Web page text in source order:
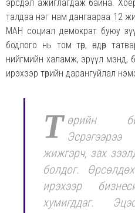
эрсдэл ажиглагдаж байна.
талдаа нэг нам дангаараа 12
МАН социал демократ буюу
бодлого нь том төр, өндөр
нийгмийн халамж, эрүүл мэнд,
ирэхээр төрийн дарангуйлал
Т өрийн
жижгэрч, зах
болдог.
ирэхээр
хумигддаг.